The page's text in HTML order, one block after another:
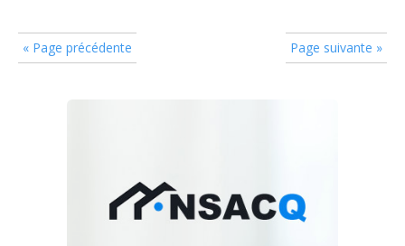
Page suivante »
« Page précédente